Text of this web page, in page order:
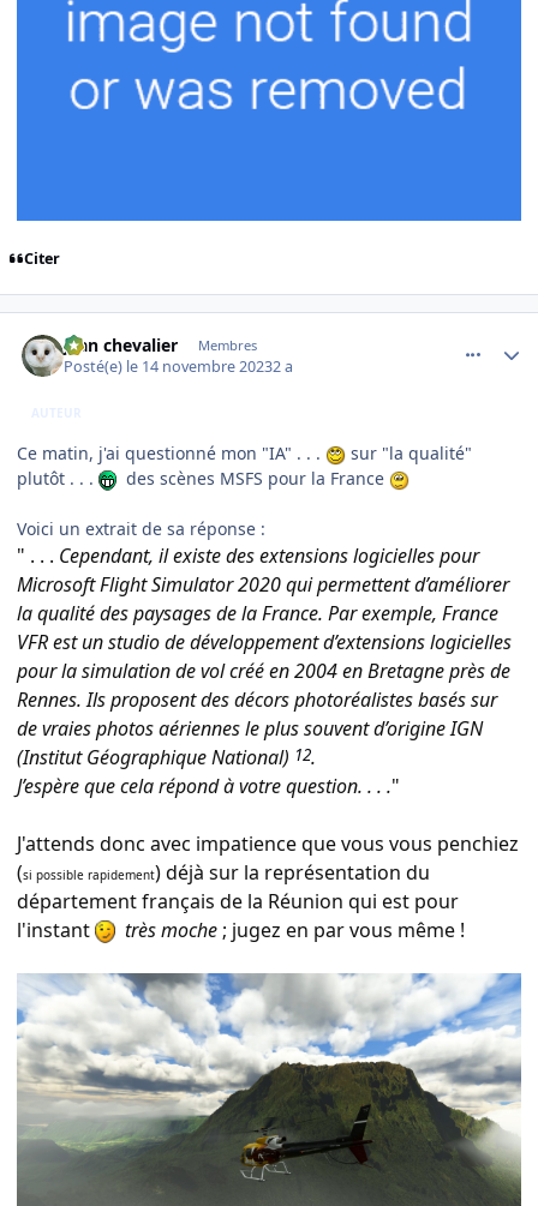
Citer
jean chevalier Membres
Posté(e) le 14 novembre 20232 a
AUTEUR
Ce matin, j'ai questionné mon "IA" . . .
sur "la qualité"
plutôt . . .
des scènes MSFS pour la France
Voici un extrait de sa réponse :
" . . . Cependant, il existe des extensions logicielles pour
Microsoft Flight Simulator 2020 qui permettent d’améliorer
la qualité des paysages de la France. Par exemple, France
VFR est un studio de développement d’extensions logicielles
pour la simulation de vol créé en 2004 en Bretagne près de
Rennes. Ils proposent des décors photoréalistes basés sur
de vraies photos aériennes le plus souvent d’origine IGN
(Institut Géographique National) 12.
J’espère que cela répond à votre question. . . ."
J'attends donc avec impatience que vous vous penchiez
(si possible rapidement) déjà sur la représentation du
département français de la Réunion qui est pour
l'instant
très moche ; jugez en par vous même !